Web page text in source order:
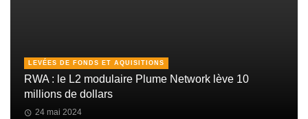
LEVÉES DE FONDS ET AQUISITIONS
RWA : le L2 modulaire Plume Network lève 10
millions de dollars
24 mai 2024